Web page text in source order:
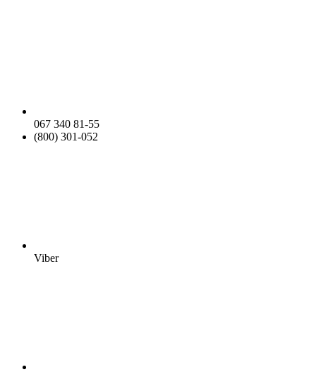
067 340 81-55
(800) 301-052
Viber